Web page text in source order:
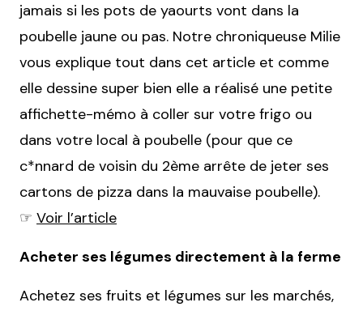
jamais si les pots de yaourts vont dans la
poubelle jaune ou pas. Notre chroniqueuse Milie
vous explique tout dans cet article et comme
elle dessine super bien elle a réalisé une petite
affichette-mémo à coller sur votre frigo ou
dans votre local à poubelle (pour que ce
c*nnard de voisin du 2ème arrête de jeter ses
cartons de pizza dans la mauvaise poubelle).
☞ Voir l’article
Acheter ses légumes directement à la ferme
Achetez ses fruits et légumes sur les marchés,